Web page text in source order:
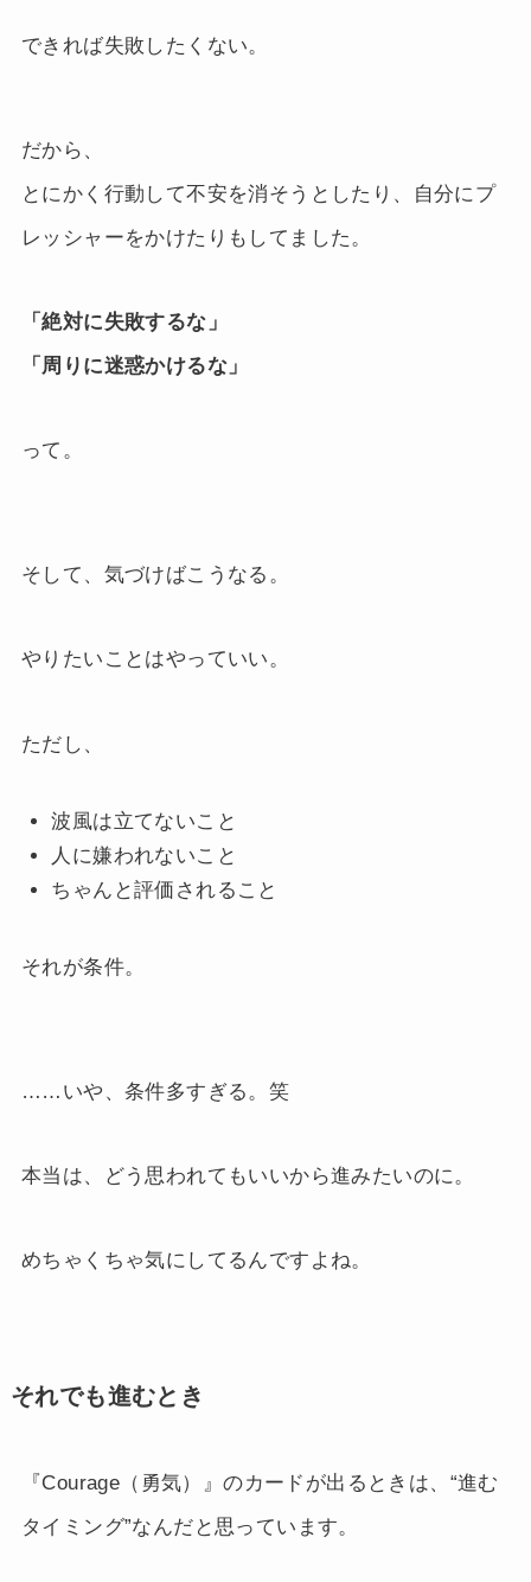
できれば失敗したくない。
だから、
とにかく行動して不安を消そうとしたり、自分にプ
レッシャーをかけたりもしてました。
「絶対に失敗するな」
「周りに迷惑かけるな」
って。
そして、気づけばこうなる。
やりたいことはやっていい。
ただし、
波風は立てないこと
人に嫌われないこと
ちゃんと評価されること
それが条件。
……いや、条件多すぎる。笑
本当は、どう思われてもいいから進みたいのに。
めちゃくちゃ気にしてるんですよね。
それでも進むとき
『Courage（勇気）』のカードが出るときは、“進む
タイミング”なんだと思っています。